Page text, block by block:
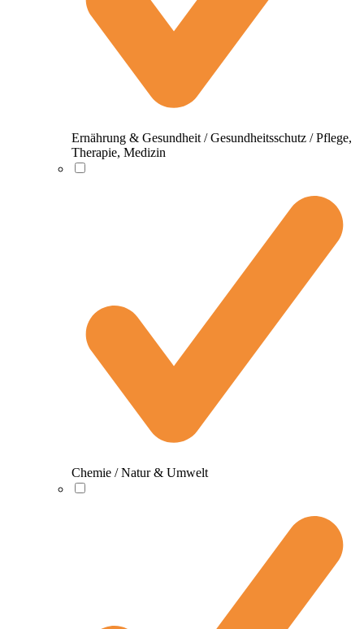
Ernährung & Gesundheit / Gesundheitsschutz / Pflege,
Therapie, Medizin
Chemie / Natur & Umwelt